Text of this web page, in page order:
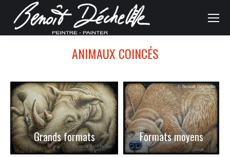
ANIMAUX COINCÉS
Grands formats Formats moyens